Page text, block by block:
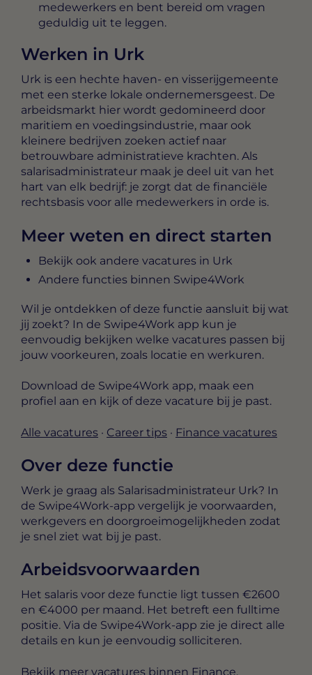
medewerkers en bent bereid om vragen
geduldig uit te leggen.
Werken in Urk
Urk is een hechte haven- en visserijgemeente
met een sterke lokale ondernemersgeest. De
arbeidsmarkt hier wordt gedomineerd door
maritiem en voedingsindustrie, maar ook
kleinere bedrijven zoeken actief naar
betrouwbare administratieve krachten. Als
salarisadministrateur maak je deel uit van het
hart van elk bedrijf: je zorgt dat de financiële
rechtsbasis voor alle medewerkers in orde is.
Meer weten en direct starten
Bekijk ook andere vacatures in Urk
Andere functies binnen Swipe4Work
Wil je ontdekken of deze functie aansluit bij wat
jij zoekt? In de Swipe4Work app kun je
eenvoudig bekijken welke vacatures passen bij
jouw voorkeuren, zoals locatie en werkuren.
Download de Swipe4Work app, maak een
profiel aan en kijk of deze vacature bij je past.
Alle vacatures · Career tips · Finance vacatures
Over deze functie
Werk je graag als Salarisadministrateur Urk? In
de Swipe4Work-app vergelijk je voorwaarden,
werkgevers en doorgroeimogelijkheden zodat
je snel ziet wat bij je past.
Arbeidsvoorwaarden
Het salaris voor deze functie ligt tussen €2600
en €4000 per maand . Het betreft een fulltime
positie. Via de Swipe4Work-app zie je direct alle
details en kun je eenvoudig solliciteren.
Bekijk meer vacatures binnen Finance.